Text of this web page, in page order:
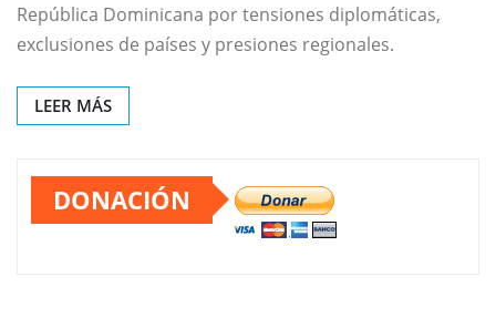
República Dominicana por tensiones diplomáticas,
exclusiones de países y presiones regionales.
LEER MÁS
DONACIÓN